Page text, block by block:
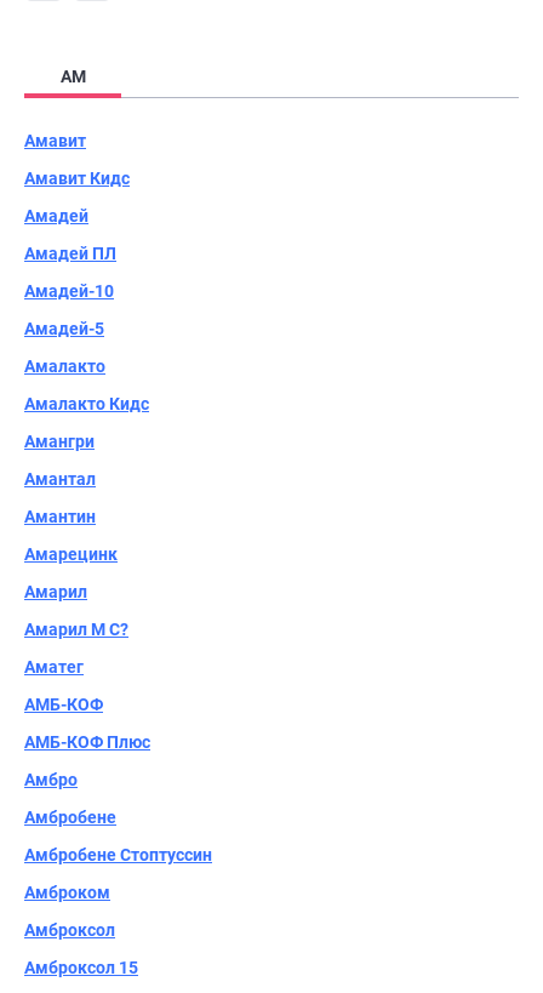
АМ
Амавит
Амавит Кидс
Амадей
Амадей ПЛ
Амадей-10
Амадей-5
Амалакто
Амалакто Кидс
Амангри
Амантал
Амантин
Амарецинк
Амарил
Амарил М С?
Аматег
АМБ-КОФ
АМБ-КОФ Плюс
Амбро
Амбробене
Амбробене Стоптуссин
Амброком
Амброксол
Амброксол 15